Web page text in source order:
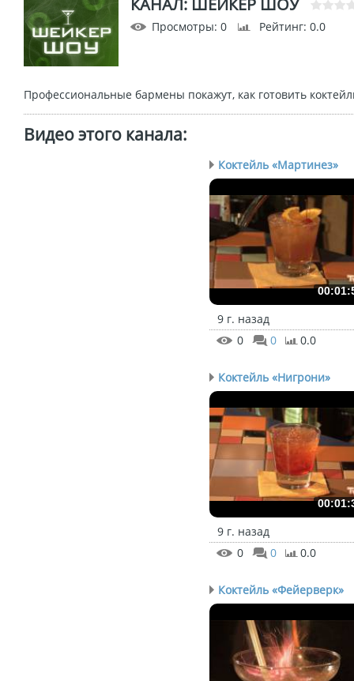
КАНАЛ: ШЕЙКЕР ШОУ
Просмотры: 0 Рейтинг: 0.0
Профессиональные бармены покажут, как готовить
Видео этого канала:
Коктейль «Мартинез»
9 г. назад
0
0 0.0
Коктейль «Нигрони»
9 г. назад
0
0 0.0
Коктейль «Фейерверк»